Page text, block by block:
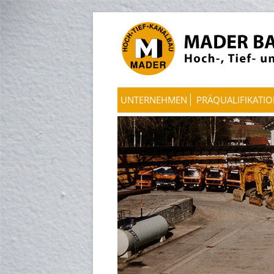
UNTERNEHMEN